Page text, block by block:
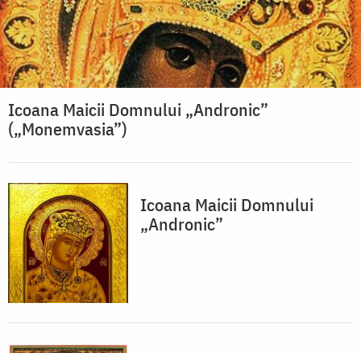
Icoana Maicii Domnului „Andronic”
(„Monemvasia”)
Icoana Maicii Domnului
„Andronic”